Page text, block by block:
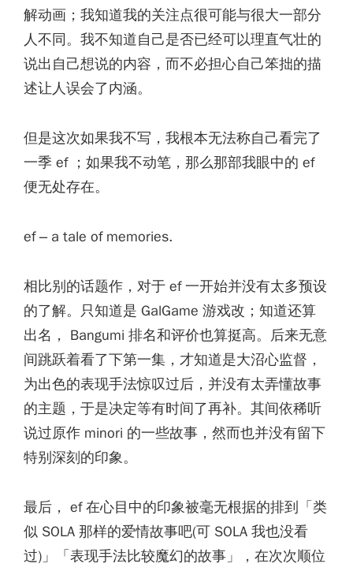
解动画；我知道我的关注点很可能与很大一部分
人不同。我不知道自己是否已经可以理直气壮的
说出自己想说的内容，而不必担心自己笨拙的描
述让人误会了内涵。
但是这次如果我不写，我根本无法称自己看完了
一季 ef ；如果我不动笔，那么那部我眼中的 ef
便无处存在。
ef – a tale of memories.
相比别的话题作，对于 ef 一开始并没有太多预设
的了解。只知道是 GalGame 游戏改；知道还算
出名， Bangumi 排名和评价也算挺高。后来无意
间跳跃着看了下第一集，才知道是大沼心监督，
为出色的表现手法惊叹过后，并没有太弄懂故事
的主题，于是决定等有时间了再补。其间依稀听
说过原作 minori 的一些故事，然而也并没有留下
特别深刻的印象。
最后， ef 在心目中的印象被毫无根据的排到「类
似 SOLA 那样的爱情故事吧(可 SOLA 我也没看
过)」「表现手法比较魔幻的故事」，在次次顺位